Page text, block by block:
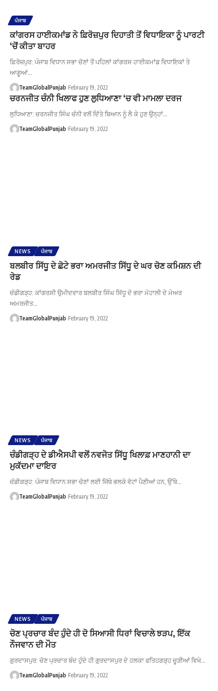
ਪੰਜਾਬ
ਕਾਂਗਰਸ ਹਾਈਕਮਾਂਡ ਨੇ ਫ਼ਿਰੋਜ਼ਪੁਰ ਦਿਹਾਤੀ ਤੋਂ ਵਿਧਾਇਕਾ ਨੂੰ ਪਾਰਟੀ
‘ਚੋਂ ਕੀਤਾ ਬਾਹਰ
ਫ਼ਿਰੋਜ਼ਪੁਰ: ਪੰਜਾਬ ਵਿਧਾਨ ਸਭਾ ਚੋਣਾਂ ਤੋਂ ਪਹਿਲਾਂ ਕਾਂਗਰਸ ਹਾਈਕਮਾਂਡ ਵਿਧਾਇਕਾਂ ਤੇ
ਆਗੂਆਂ…
TeamGlobalPunjab February 19, 2022
ਚਰਨਜੀਤ ਚੰਨੀ ਖਿਲਾਫ ਹੁਣ ਲੁਧਿਆਣਾ ‘ਚ ਵੀ ਮਾਮਲਾ ਦਰਜ
ਲੁਧਿਆਣਾ: ਚਰਨਜੀਤ ਸਿੰਘ ਚੰਨੀ ਵਲੋਂ ਦਿੱਤੇ ਬਿਆਨ ਨੂੰ ਲੈ ਕੇ ਹੁਣ ਉਨ੍ਹਾਂ…
TeamGlobalPunjab February 19, 2022
NEWS ਪੰਜਾਬ
ਬਲਬੀਰ ਸਿੱਧੂ ਦੇ ਛੋਟੇ ਭਰਾ ਅਮਰਜੀਤ ਸਿੱਧੂ ਦੇ ਘਰ ਚੋਣ ਕਮਿਸ਼ਨ ਦੀ
ਰੇਡ
ਚੰਡੀਗੜ੍ਹ: ਕਾਂਗਰਸੀ ਉਮੀਦਵਾਰ ਬਲਬੀਰ ਸਿੰਘ ਸਿੱਧੂ ਦੇ ਭਰਾ ਮੋਹਾਲੀ ਦੇ ਮੇਅਰ
ਅਮਰਜੀਤ…
TeamGlobalPunjab February 19, 2022
NEWS ਪੰਜਾਬ
ਚੰਡੀਗੜ੍ਹ ਦੇ ਡੀਐਸਪੀ ਵਲੋਂ ਨਵਜੋਤ ਸਿੱਧੂ ਖਿਲਾਫ਼ ਮਾਣਹਾਨੀ ਦਾ
ਮੁਕੱਦਮਾ ਦਾਇਰ
ਚੰਡੀਗੜ੍ਹ: ਪੰਜਾਬ ਵਿਧਾਨ ਸਭਾ ਚੋਣਾਂ ਲਈ ਜਿੱਥੇ ਭਲਕੇ ਵੋਟਾਂ ਪੈਣੀਆਂ ਹਨ, ਉੱਥੇ…
TeamGlobalPunjab February 19, 2022
NEWS ਪੰਜਾਬ
ਚੋਣ ਪ੍ਰਚਾਰ ਬੰਦ ਹੁੰਦੇ ਹੀ ਦੋ ਸਿਆਸੀ ਧਿਰਾਂ ਵਿਚਾਲੇ ਝੜਪ, ਇੱਕ
ਨੌਜਵਾਨ ਦੀ ਮੌਤ
ਗੁਰਦਾਸਪੁਰ: ਚੋਣ ਪ੍ਰਚਾਰ ਬੰਦ ਹੁੰਦੇ ਹੀ ਗੁਰਦਾਸਪੁਰ ਦੇ ਹਲਕਾ ਫਤਿਹਗੜ੍ਹ ਚੂੜੀਆਂ ਵਿਖੇ…
TeamGlobalPunjab February 19, 2022